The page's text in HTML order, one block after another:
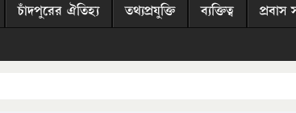
চাঁদপুরের ঐতিহ্য তথ্যপ্রযুক্তি ব্যক্তিত্ব প্রবাস